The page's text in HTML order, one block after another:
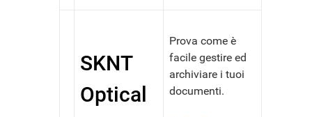
SKNT
Optical
Prova come è
facile gestire ed
archiviare i tuoi
documenti.